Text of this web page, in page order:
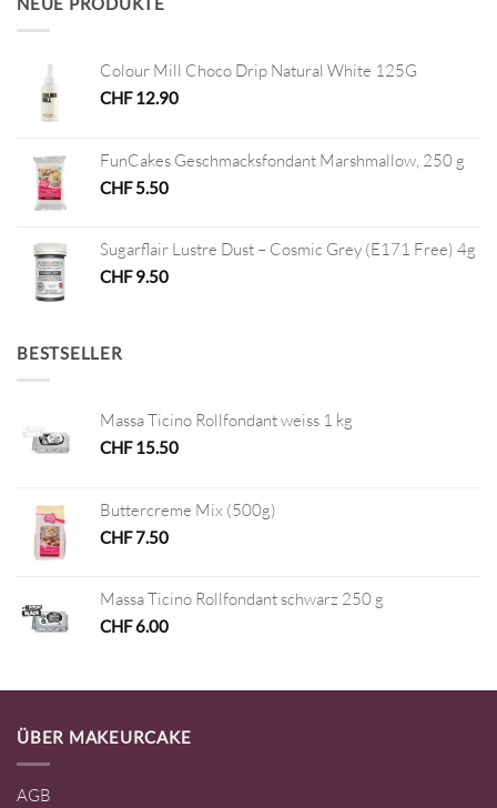
Colour Mill Choco Drip Natural White 125G
CHF12.90
FunCakes Geschmacksfondant Marshmallow, 250 g
CHF5.50
Sugarflair Lustre Dust – Cosmic Grey (E171 Free) 4g
CHF9.50
BESTSELLER
Massa Ticino Rollfondant weiss 1 kg
CHF15.50
Buttercreme Mix (500g)
CHF7.50
Massa Ticino Rollfondant schwarz 250 g
CHF6.00
ÜBER MAKEURCAKE
AGB